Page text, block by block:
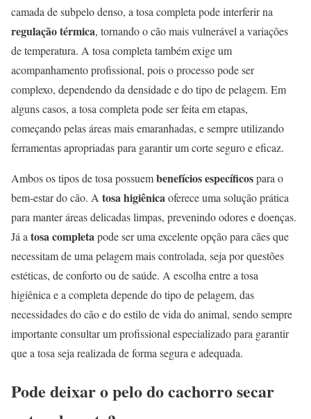
camada de subpelo denso, a tosa completa pode interferir na
regulação térmica, tornando o cão mais vulnerável a variações
de temperatura. A tosa completa também exige um
acompanhamento profissional, pois o processo pode ser
complexo, dependendo da densidade e do tipo de pelagem. Em
alguns casos, a tosa completa pode ser feita em etapas,
começando pelas áreas mais emaranhadas, e sempre utilizando
ferramentas apropriadas para garantir um corte seguro e eficaz.
Ambos os tipos de tosa possuembenefícios específicospara o
bem-estar do cão. A tosa higiênicaoferece uma solução prática
para manter áreas delicadas limpas, prevenindo odores e doenças.
Já a tosa completapode ser uma excelente opção para cães que
necessitam de uma pelagem mais controlada, seja por questões
estéticas, de conforto ou de saúde. A escolha entre a tosa
higiênica e a completa depende do tipo de pelagem, das
necessidades do cão e do estilo de vida do animal, sendo sempre
importante consultar um profissional especializado para garantir
que a tosa seja realizada de forma segura e adequada.
Pode deixar o pelo do cachorro secar